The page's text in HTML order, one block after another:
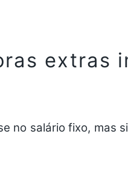
extras
no salário fixo, mas